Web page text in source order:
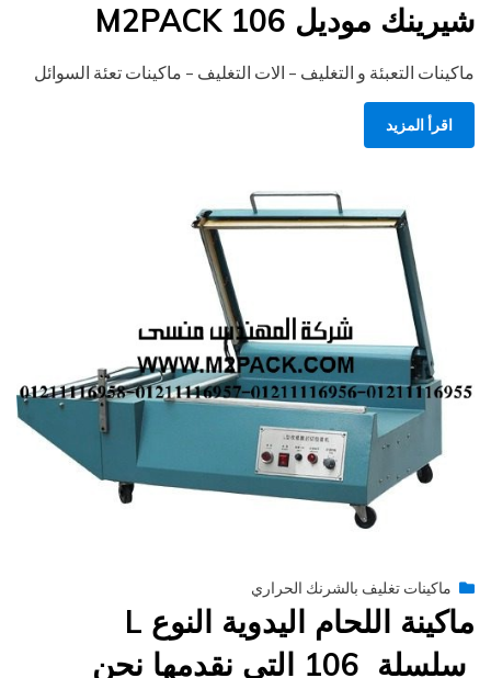
شيرينك موديل M2PACK 106
ماكينات التعبئة و التغليف – الات التغليف – ماكينات تعئة السوائل
اقرأ المزيد
byengmansyPosted
أكتوبر 21, 2015
ماكينات تغليف بالشرنك الحراري
ماكينة اللحام اليدوية النوع L
سلسلة 106 التي نقدمها نحن